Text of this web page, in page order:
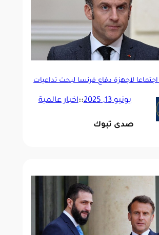
لأجهزة دفاع فرنسا لبحث تداعيات
يونيو 13, 2025 ::اخبار عالمية
صدى تبوك